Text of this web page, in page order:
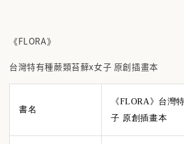
《FLORA》
台灣特有種蕨類苔蘚x女子 原創插畫本
書名
《FLORA》台灣
子 原創插畫本